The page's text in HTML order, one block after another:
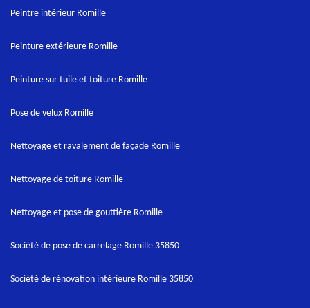
Peintre intérieur Romille
Peinture extérieure Romille
Peinture sur tuile et toiture Romille
Pose de velux Romille
Nettoyage et ravalement de façade Romille
Nettoyage de toiture Romille
Nettoyage et pose de gouttière Romille
Société de pose de carrelage Romille 35850
Société de rénovation intérieure Romille 35850